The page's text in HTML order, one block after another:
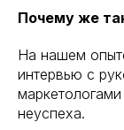
Почему же
На нашем
интервью с
неуспеха.